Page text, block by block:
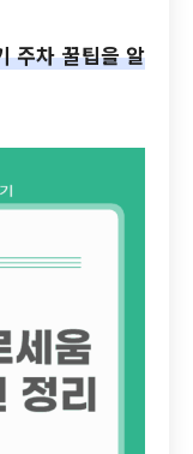
주차 꿀팁을 알